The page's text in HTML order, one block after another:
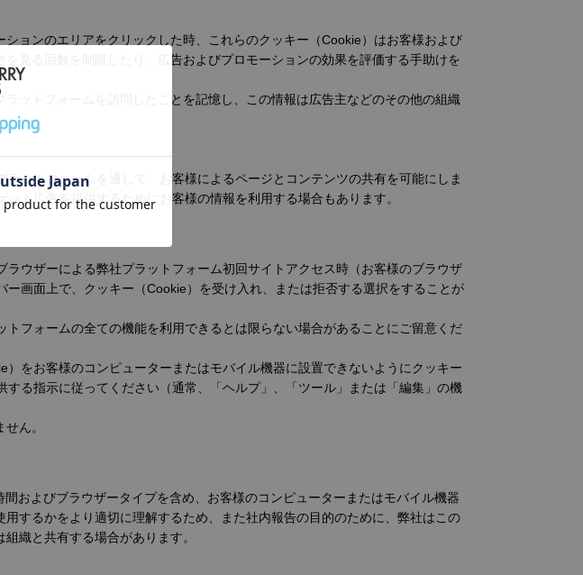
ョンのエリアをクリックした時、これらのクッキー（Cookie）はお客様および
見る回数を制限したり、広告およびプロモーションの効果を評価する手助けを
ットフォームを訪問したことを記憶し、この情報は広告主などのその他の組織
ットフォームを通して、お客様によるページとコンテンツの共有を可能にしま
ト広告を提供するためにお客様の情報を利用する場合もあります。
ウザーによる弊社プラットフォーム初回サイトアクセス時（お客様のブラウザ
画面上で、クッキー（Cookie）を受け入れ、または拒否する選択をすることが
フォームの全ての機能を利用できるとは限らない場合があることにご留意くだ
をお客様のコンピューターまたはモバイル機器に設置できないようにクッキー
る指示に従ってください（通常、「ヘルプ」、「ツール」または「編集」の機
ん。
およびブラウザータイプを含め、お客様のコンピューターまたはモバイル機器
するかをより適切に理解するため、また社内報告の目的のために、弊社はこの
織と共有する場合があります。